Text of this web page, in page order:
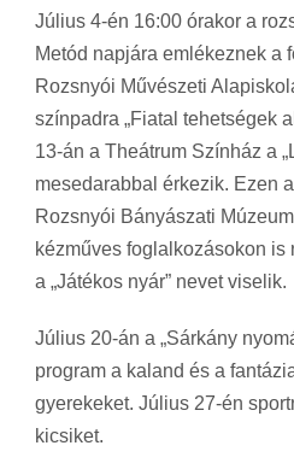
Július 4-én 16:00 órakor a
Metód napjára emlékeznek a
Rozsnyói Művészeti
színpadra „Fiatal tehetségek
13-án a Theátrum Színház a
mesedarabbal érkezik. Ezen
Rozsnyói Bányászati
kézműves foglalkozásokon is
a „Játékos nyár” nevet viselik.
Július 20-án a „Sárkány
program a kaland és a
gyerekeket. Július 27-én
kicsiket.